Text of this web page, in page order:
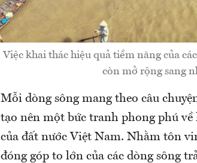
Việc khai thác hiệu quả tiềm năng của
còn mở rộng sang
Mỗi dòng sông mang theo câu
tạo nên một bức tranh phong phú
của đất nước Việt Nam. Nhằm tôn
đóng góp to lớn của các dòng sông